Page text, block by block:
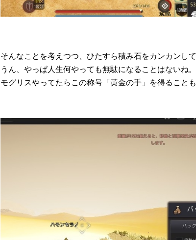
そんなことを考えつつ、ひたすら積み石をカンカンし
うん、やっぱ人生何やっても無駄になることはないね。
モグリスやってたらこの称号「黄金の手」を得ること